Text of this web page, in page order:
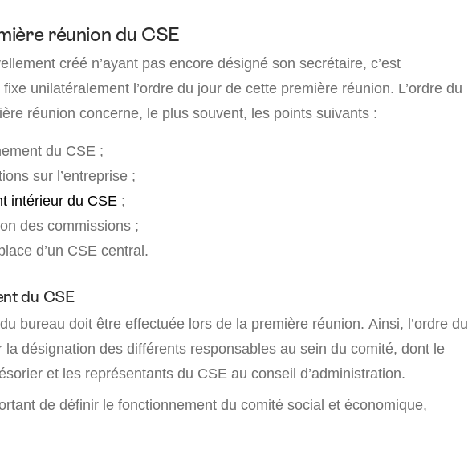
réunion du CSE
créé n’ayant pas encore désigné son secrétaire, c’est
fixe unilatéralement l’ordre du jour de cette première réunion. L’ordre du
réunion concerne, le plus souvent, les points suivants :
du CSE ;
sur l’entreprise ;
intérieur du CSE ;
des commissions ;
d’un CSE central.
du CSE
bureau doit être effectuée lors de la première réunion. Ainsi, l’ordre du
la désignation des différents responsables au sein du comité, dont le
et les représentants du CSE au conseil d’administration.
de définir le fonctionnement du comité social et économique,